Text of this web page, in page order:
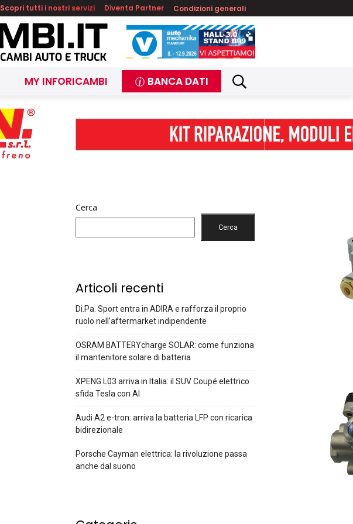
Scopri tutti i nostri servizi Diventa Partner Condizioni generali
MY INFORICAMBI BANCA DATI
Cerca
Cerca
Articoli recenti
Di.Pa. Sport entra in ADIRA e rafforza il proprio
ruolo nell’aftermarket indipendente
OSRAM BATTERYcharge SOLAR: come funziona
il mantenitore solare di batteria
XPENG L03 arriva in Italia: il SUV Coupé elettrico
sfida Tesla con AI
Audi A2 e-tron: arriva la batteria LFP con ricarica
bidirezionale
Porsche Cayman elettrica: la rivoluzione passa
anche dal suono